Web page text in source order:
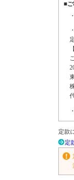
■ご
定款
定